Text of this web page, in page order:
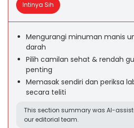
Intinya Sih
Mengurangi minuman manis
darah
Pilih camilan sehat & rendah
penting
Memasak sendiri dan periksa
secara teliti
This section summary was AI-
our editorial team.